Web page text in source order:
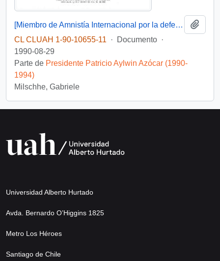
[Miembro de Amnistía Internacional por la defensa de los detenidos desaparecidos en Chile felicita por la creación de la Comisión de de Verdad y Reconciliación]
CL CLUAH 1-90-10655-11
· Documento ·
1990-08-29
Parte de Presidente Patricio Aylwin Azócar (1990-
1994)
Milschhe, Gabriele
Universidad Alberto Hurtado
Avda. Bernardo O’Higgins 1825
Metro Los Héroes
Santiago de Chile